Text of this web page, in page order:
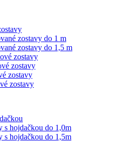
zostavy do 1 m
zostavy do 1,5 m
zostavy
zostavy
zostavy
zostavy
s hojdačkou do 1,0m
s hojdačkou do 1,5m